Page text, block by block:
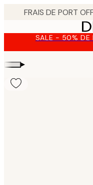
content.SALE - 50% DE
▸